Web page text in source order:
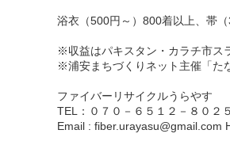
浴衣（500円～）800着以上、帯
※収益はパキスタン・カラチ市ス
※浦安まちづくりネット主催「た
ファイバーリサイクルうらやす
TEL：０７０－６５１２－８０２５
Email : fiber.urayasu@gmail.com